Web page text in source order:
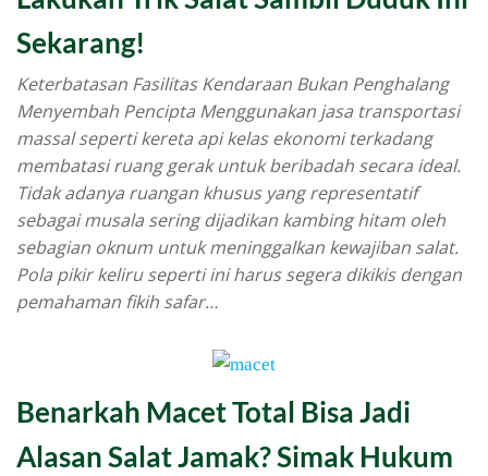
Sekarang!
Keterbatasan Fasilitas Kendaraan Bukan Penghalang
Menyembah Pencipta Menggunakan jasa transportasi
massal seperti kereta api kelas ekonomi terkadang
membatasi ruang gerak untuk beribadah secara ideal.
Tidak adanya ruangan khusus yang representatif
sebagai musala sering dijadikan kambing hitam oleh
sebagian oknum untuk meninggalkan kewajiban salat.
Pola pikir keliru seperti ini harus segera dikikis dengan
pemahaman fikih safar…
Benarkah Macet Total Bisa Jadi
Alasan Salat Jamak? Simak Hukum